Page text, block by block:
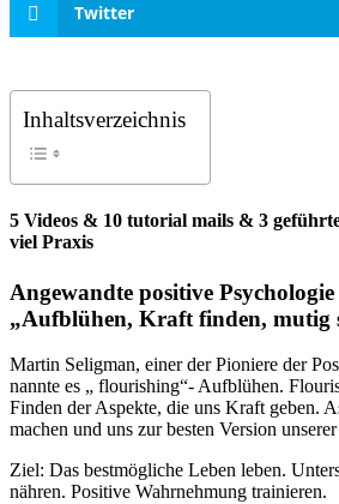
Twitter
Inhaltsverzeichnis
5 Videos & 10 tutorial mails & 3
viel Praxis
Angewandte positive Psychologie
„Aufblühen, Kraft finden, mutig
Martin Seligman, einer der Pioniere der
nannte es „ flourishing“- Aufblühen.
Finden der Aspekte, die uns Kraft geben.
machen und uns zur besten Version
Ziel: Das bestmögliche Leben leben.
nähren. Positive Wahrnehmung trainieren.